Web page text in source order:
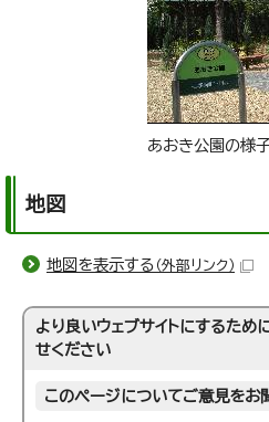
あおき公園の様
地図
地図を表示する （外部リンク）
より良いウェブサイトにするため
せください
このページについてご意見をお